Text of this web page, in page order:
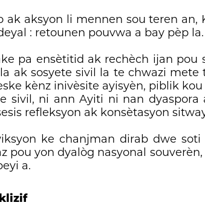
aksyon li mennen sou teren an,
: retounen pouvwa a bay pèp la.
pa ensètitid ak rechèch ijan pou
ak sosyete sivil la te chwazi mete
kènz inivèsite ayisyèn, piblik
sivil, ni ann Ayiti ni nan
refleksyon ak konsètasyon
ke chanjman dirab dwe
pou yon dyalòg nasyonal
a.